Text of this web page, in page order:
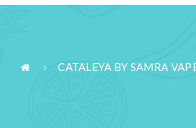
CATALEYA BY SAMRA